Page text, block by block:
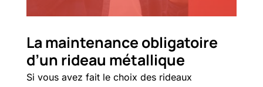
La maintenance obligatoire
d’un rideau métallique
Si vous avez fait le choix des rideaux